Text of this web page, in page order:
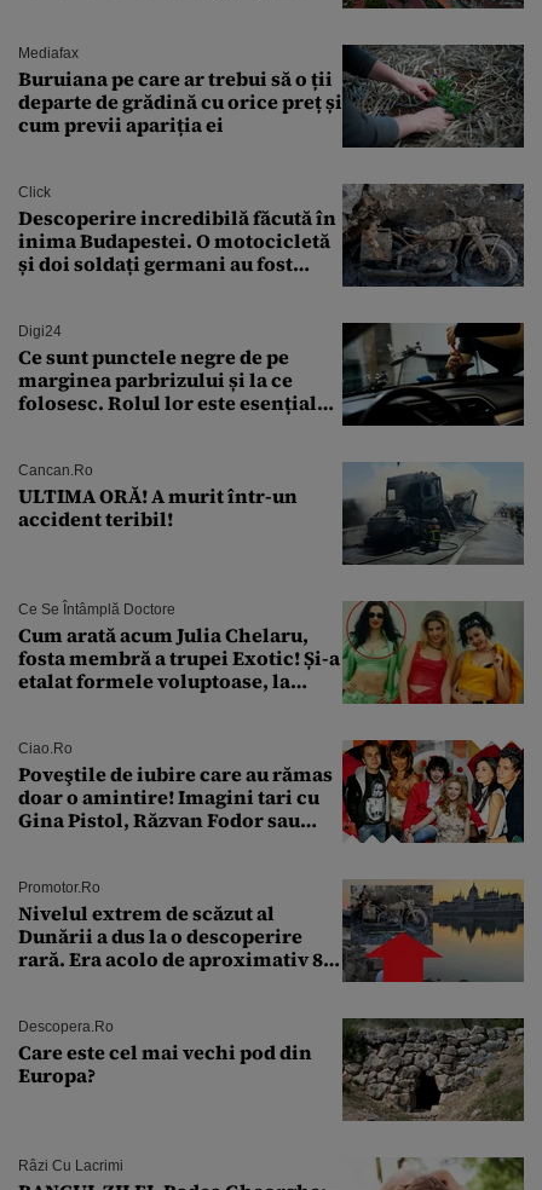
Mediafax
Buruiana pe care ar trebui să o ții
departe de grădină cu orice preț și
cum previi apariția ei
Click
Descoperire incredibilă făcută în
inima Budapestei. O motocicletă
și doi soldați germani au fost
Digi24
Ce sunt punctele negre de pe
marginea parbrizului și la ce
folosesc. Rolul lor este esențial
Cancan.ro
ULTIMA ORĂ! A murit într-un
accident teribil!
Ce Se Întâmplă Doctore
Cum arată acum Julia Chelaru,
fosta membră a trupei Exotic! Și-a
etalat formele voluptoase, la
Ciao.ro
Poveştile de iubire care au rămas
doar o amintire! Imagini tari cu
Gina Pistol, Răzvan Fodor sau
Promotor.ro
Nivelul extrem de scăzut al
Dunării a dus la o descoperire
rară. Era acolo de aproximativ 80
Descopera.ro
Care este cel mai vechi pod din
Europa?
Râzi Cu Lacrimi